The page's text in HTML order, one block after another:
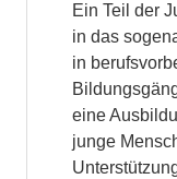
Ein Teil der
in das
in
eine
junge